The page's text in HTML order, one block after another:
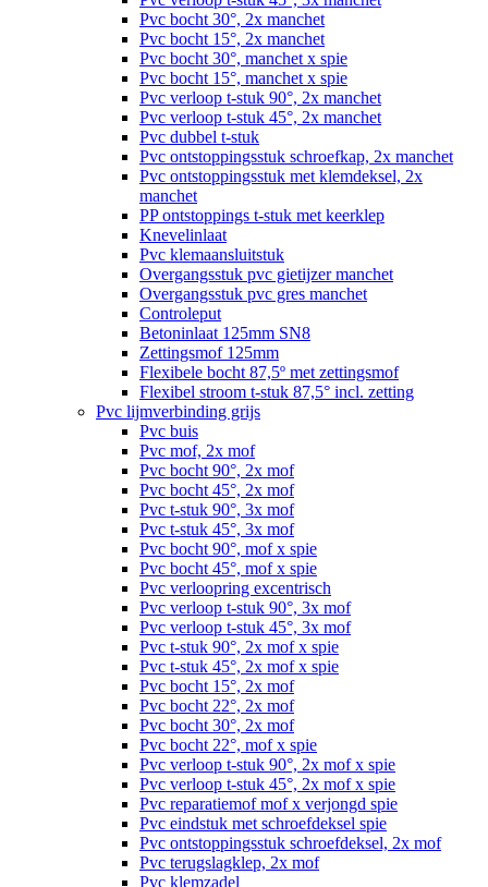
Pvc bocht 30°, 2x manchet
Pvc bocht 15°, 2x manchet
Pvc bocht 30°, manchet x spie
Pvc bocht 15°, manchet x spie
Pvc verloop t-stuk 90°, 2x manchet
Pvc verloop t-stuk 45°, 2x manchet
Pvc dubbel t-stuk
Pvc ontstoppingsstuk schroefkap, 2x manchet
Pvc ontstoppingsstuk met klemdeksel, 2x
manchet
PP ontstoppings t-stuk met keerklep
Knevelinlaat
Pvc klemaansluitstuk
Overgangsstuk pvc gietijzer manchet
Overgangsstuk pvc gres manchet
Controleput
Betoninlaat 125mm SN8
Zettingsmof 125mm
Flexibele bocht 87,5º met zettingsmof
Flexibel stroom t-stuk 87,5° incl. zetting
Pvc lijmverbinding grijs
Pvc buis
Pvc mof, 2x mof
Pvc bocht 90°, 2x mof
Pvc bocht 45°, 2x mof
Pvc t-stuk 90°, 3x mof
Pvc t-stuk 45°, 3x mof
Pvc bocht 90°, mof x spie
Pvc bocht 45°, mof x spie
Pvc verloopring excentrisch
Pvc verloop t-stuk 90°, 3x mof
Pvc verloop t-stuk 45°, 3x mof
Pvc t-stuk 90°, 2x mof x spie
Pvc t-stuk 45°, 2x mof x spie
Pvc bocht 15°, 2x mof
Pvc bocht 22°, 2x mof
Pvc bocht 30°, 2x mof
Pvc bocht 22°, mof x spie
Pvc verloop t-stuk 90°, 2x mof x spie
Pvc verloop t-stuk 45°, 2x mof x spie
Pvc reparatiemof mof x verjongd spie
Pvc eindstuk met schroefdeksel spie
Pvc ontstoppingsstuk schroefdeksel, 2x mof
Pvc terugslagklep, 2x mof
Pvc klemzadel